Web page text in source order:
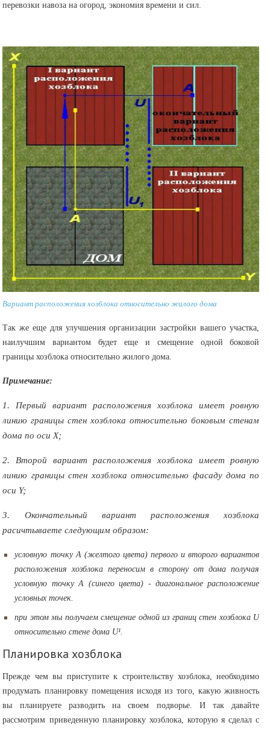
перевозки навоза на огород, экономия времени и сил.
Вариант расположения хозблока относительно жилого дома
Так же еще для улучшения организации застройки вашего участка,
наилучшим вариантом будет еще и смещение одной боковой
границы хозблока относительно жилого дома.
Примечание:
1. Первый вариант расположения хозблока имеет ровную
линию границы стен хозблока относительно боковым стенам
дома по оси Х;
2. Второй вариант расположения хозблока имеет ровную
линию границы стен хозблока относительно фасаду дома по
оси Y;
3. Окончательный вариант расположения хозблока
расичтываете следующим образом:
условную точку А (желтого цвета) первого и второго вариантов
расположения хозблока переносим в сторону от дома получая
условную точку А (синего цвета) - диагональное расположение
условных точек.
при этом мы получаем смещение одной из границ стен хозблока U
относительно стене дома U¹.
Планировка хозблока
Прежде чем вы приступите к строительству хозблока, необходимо
продумать планировку помещения исходя из того, какую живность
вы планируете разводить на своем подворье. И так давайте
рассмотрим приведенную планировку хозблока, которую я сделал с